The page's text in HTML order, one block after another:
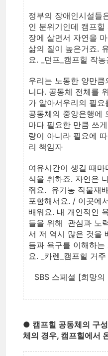
정부의 장애인시설들
인 분위기인데 캠프
장에 살면서 자연을
삶의 질이 높은거죠.
요. _던프_캠프힐 작
우리는 노동한 양만
니다. 공동체 전체를
가 알아서우리의 필
공동체의 중앙은행에
마다 필요한 만큼 쓰
량이 아니라 필요에
리 책임자
여유시간이 생길 때
식을 취하죠. 자연은
줘요. 유기농 작물재
포함해서요. / 이곳에
배워요. 내 개인적인
들을 위해 관심과 노
서 저 역시 많은 것을
듬과 욕구를 이해하
요. _카렌_캠프힐 거
SBS 스페셜 [희망
● 캠프힐 공동체의 구
체의 경우, 캠프힐에서